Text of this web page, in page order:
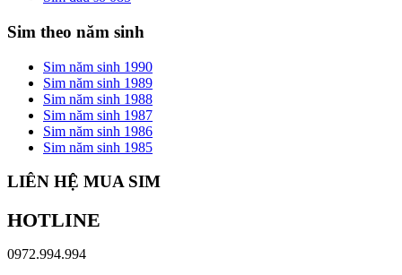
Sim theo năm sinh
Sim năm sinh 1990
Sim năm sinh 1989
Sim năm sinh 1988
Sim năm sinh 1987
Sim năm sinh 1986
Sim năm sinh 1985
LIÊN HỆ MUA SIM
HOTLINE
0972.994.994